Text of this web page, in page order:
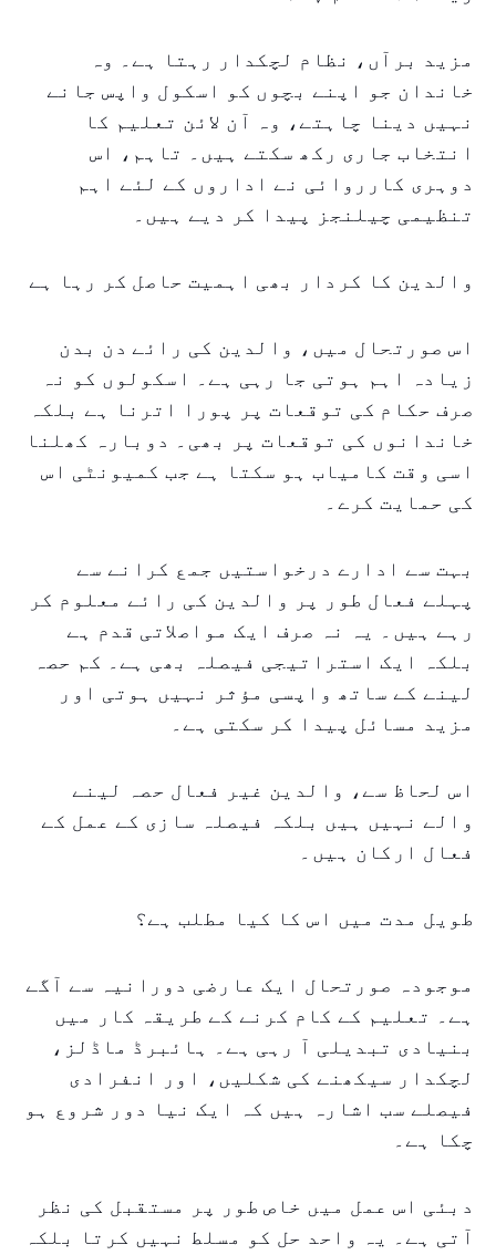
مزید برآں، نظام لچکدار رہتا ہے۔ وہ
خاندان جو اپنے بچوں کو اسکول واپس جانے
نہیں دینا چاہتے، وہ آن لائن تعلیم کا
انتخاب جاری رکھ سکتے ہیں۔ تاہم، اس
دوہری کارروائی نے اداروں کے لئے اہم
تنظیمی چیلنجز پیدا کر دیے ہیں۔
والدین کا کردار بھی اہمیت حاصل کر رہا ہے
اس صورتحال میں، والدین کی رائے دن بدن
زیادہ اہم ہوتی جا رہی ہے۔ اسکولوں کو نہ
صرف حکام کی توقعات پر پورا اترنا ہے بلکہ
خاندانوں کی توقعات پر بھی۔ دوبارہ کھلنا
اسی وقت کامیاب ہو سکتا ہے جب کمیونٹی اس
کی حمایت کرے۔
بہت سے ادارے درخواستیں جمع کرانے سے
پہلے فعال طور پر والدین کی رائے معلوم کر
رہے ہیں۔ یہ نہ صرف ایک مواصلاتی قدم ہے
بلکہ ایک استراتیجی فیصلہ بھی ہے۔ کم حصہ
لینے کے ساتھ واپسی مؤثر نہیں ہوتی اور
مزید مسائل پیدا کر سکتی ہے۔
اس لحاظ سے، والدین غیر فعال حصہ لینے
والے نہیں ہیں بلکہ فیصلہ سازی کے عمل کے
فعال ارکان ہیں۔
طویل مدت میں اس کا کیا مطلب ہے؟
موجودہ صورتحال ایک عارضی دورانیہ سے آگے
ہے۔ تعلیم کے کام کرنے کے طریقہ کار میں
بنیادی تبدیلی آ رہی ہے۔ ہائبرڈ ماڈلز،
لچکدار سیکھنے کی شکلیں، اور انفرادی
فیصلے سب اشارہ ہیں کہ ایک نیا دور شروع ہو
چکا ہے۔
دبئی اس عمل میں خاص طور پر مستقبل کی نظر
آتی ہے۔ یہ واحد حل کو مسلط نہیں کرتا بلکہ